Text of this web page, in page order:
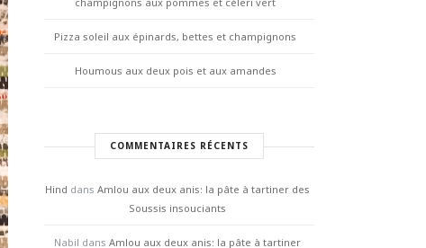
Pizza soleil aux épinards, bettes et champignons
Houmous aux deux pois et aux amandes
COMMENTAIRES RÉCENTS
Hind dans Amlou aux deux anis: la pâte à tartiner des
Soussis insouciants
Nabil dans Amlou aux deux anis: la pâte à tartiner